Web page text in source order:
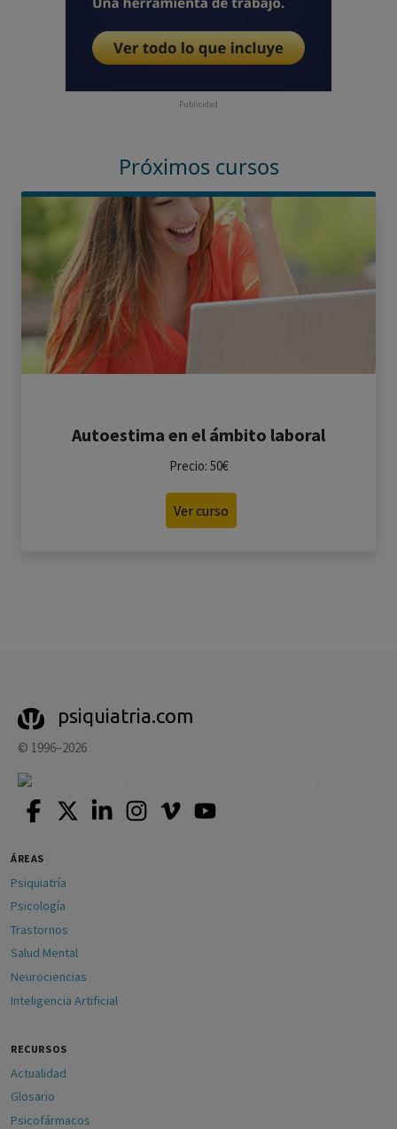
Publicidad
Próximos cursos
Autoestima en el ámbito laboral
Precio: 50€
Ver curso
psiquiatria.com
© 1996–2026
ÁREAS
Psiquiatría
Psicología
Trastornos
Salud Mental
Neurociencias
Inteligencia Artificial
RECURSOS
Actualidad
Glosario
Psicofármacos